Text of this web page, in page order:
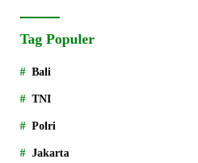
Tag Populer
Bali
TNI
Polri
Jakarta